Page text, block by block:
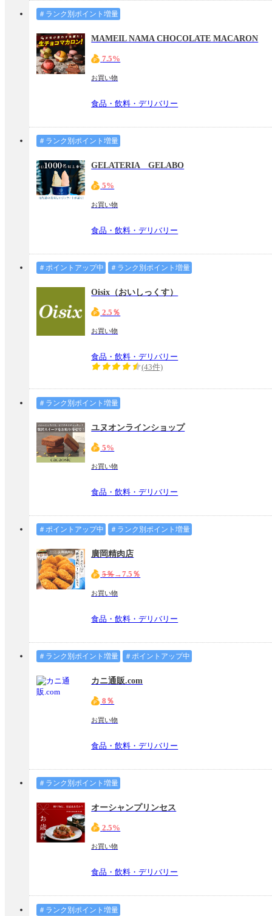
＃ランク別ポイント増量
MAMEIL NAMA CHOCOLATE MACARON
7.5%
お買い物
食品・飲料・デリバリー
＃ランク別ポイント増量
GELATERIA GELABO
5%
お買い物
食品・飲料・デリバリー
＃ポイントアップ中 ＃ランク別ポイント増量
Oisix（おいしっくす）
2.5％
お買い物
食品・飲料・デリバリー
(43件)
＃ランク別ポイント増量
ユヌオンラインショップ
5%
お買い物
食品・飲料・デリバリー
＃ポイントアップ中 ＃ランク別ポイント増量
廣岡精肉店
5％→7.5％
お買い物
食品・飲料・デリバリー
＃ランク別ポイント増量 ＃ポイントアップ中
カニ通販.com
8％
お買い物
食品・飲料・デリバリー
＃ランク別ポイント増量
オーシャンプリンセス
2.5%
お買い物
食品・飲料・デリバリー
＃ランク別ポイント増量